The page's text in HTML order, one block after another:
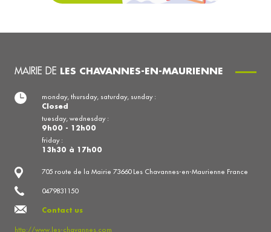
MAIRIE DE LES CHAVANNES-EN-MAURIENNE
705 route de la Mairie 73660 Les Chavannes-en-Maurienne France
0479831150
Contact us
http://www.les-chavannes.com
monday, thursday, saturday, sunday :
Closed
tuesday, wednesday :
9h00 - 12h00
friday :
13h30 à 17h00